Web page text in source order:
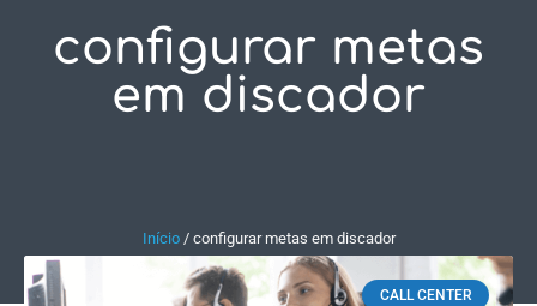
Fale Conosco
configurar metas
em discador
Início/ configurar metas em discador
CALL CENTER